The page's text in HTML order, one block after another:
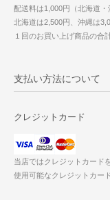
配送料は1,000円（北海道・
北海道は2,500円、沖縄は
１回のお買い上げ商品の合
支払い方法について
クレジットカード
当店ではクレジットカード
使用可能なクレジットカー